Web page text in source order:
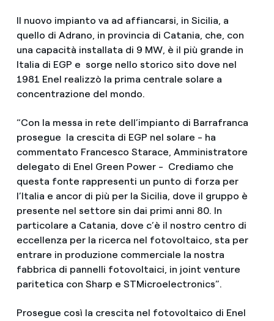
Il nuovo impianto va ad affiancarsi, in Sicilia, a
quello di Adrano, in provincia di Catania, che, con
una capacità installata di 9 MW, è il più grande in
Italia di EGP e sorge nello storico sito dove nel
1981 Enel realizzò la prima centrale solare a
concentrazione del mondo.
“Con la messa in rete dell’impianto di Barrafranca
prosegue la crescita di EGP nel solare - ha
commentato Francesco Starace, Amministratore
delegato di Enel Green Power - Crediamo che
questa fonte rappresenti un punto di forza per
l’Italia e ancor di più per la Sicilia, dove il gruppo è
presente nel settore sin dai primi anni 80. In
particolare a Catania, dove c’è il nostro centro di
eccellenza per la ricerca nel fotovoltaico, sta per
entrare in produzione commerciale la nostra
fabbrica di pannelli fotovoltaici, in joint venture
paritetica con Sharp e STMicroelectronics”.
Prosegue così la crescita nel fotovoltaico di Enel